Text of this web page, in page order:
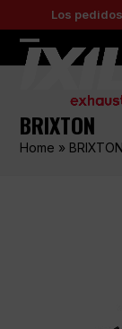
to
content
Los
Open
menu
Close
menu
BRIXTON
Home » BRIXTON